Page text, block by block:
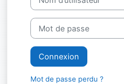
Mot de passe
Connexion
Mot de passe perdu ?